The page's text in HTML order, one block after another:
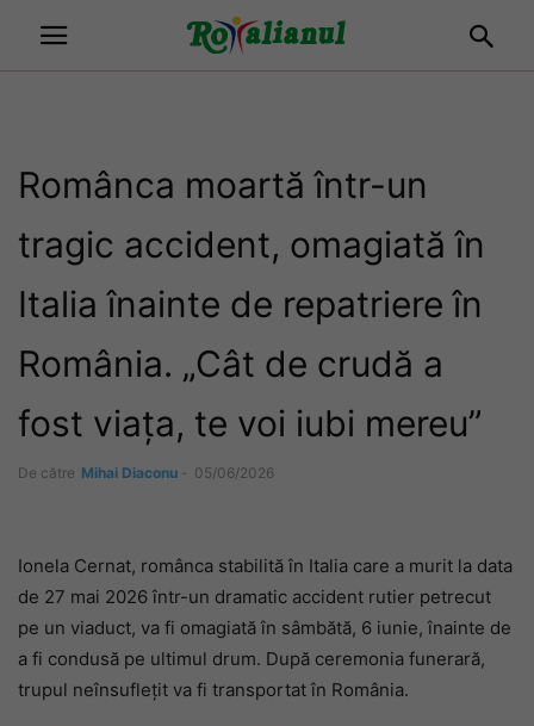
Românca moartă într-un
tragic accident, omagiată în
Italia înainte de repatriere în
România. „Cât de crudă a
fost viața, te voi iubi mereu”
De către Mihai Diaconu - 05/06/2026
Ionela Cernat, românca stabilită în Italia care a murit la data
de 27 mai 2026 într-un dramatic accident rutier petrecut
pe un viaduct, va fi omagiată în sâmbătă, 6 iunie, înainte de
a fi condusă pe ultimul drum. După ceremonia funerară,
trupul neînsuflețit va fi transportat în România.